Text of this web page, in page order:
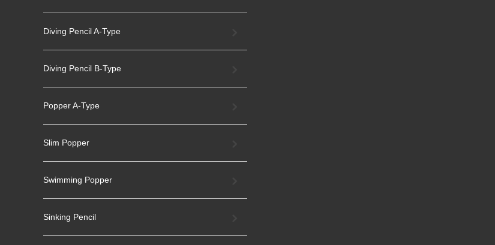
Diving Pencil A-Type
Diving Pencil B-Type
Popper A-Type
Slim Popper
Swimming Popper
Sinking Pencil